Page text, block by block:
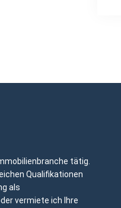
tätig.
Qualifikationen
als
vermiete ich Ihre